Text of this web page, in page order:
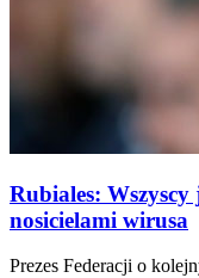
Rubiales:
nosicielami wirusa
Prezes Federacji o